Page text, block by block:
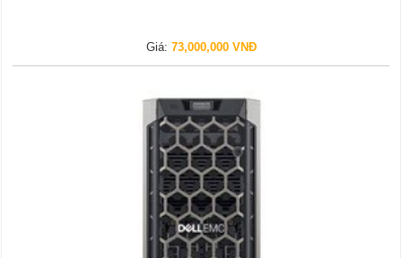
Giá: 73,000,000 VNĐ